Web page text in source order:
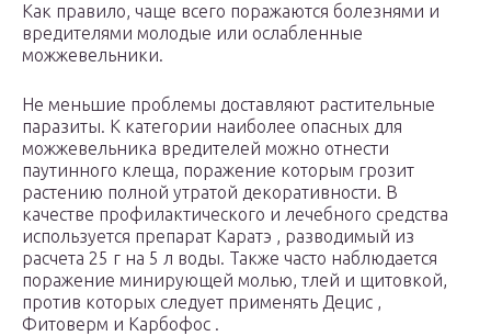
Как правило, чаще всего поражаются болезнями и
вредителями молодые или ослабленные
можжевельники.
Не меньшие проблемы доставляют растительные
паразиты. К категории наиболее опасных для
можжевельника вредителей можно отнести
паутинного клеща, поражение которым грозит
растению полной утратой декоративности. В
качестве профилактического и лечебного средства
используется препарат Каратэ , разводимый из
расчета 25 г на 5 л воды. Также часто наблюдается
поражение минирующей молью, тлей и щитовкой,
против которых следует применять Децис ,
Фитоверм и Карбофос .